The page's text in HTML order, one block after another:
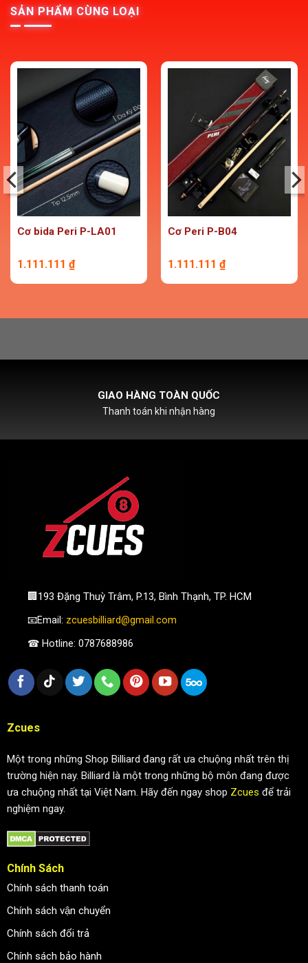
SẢN PHẨM CÙNG LOẠI
Cơ bida Peri P-LA01
1.111.111 ₫
Cơ Peri P-B04
1.111.111 ₫
HỖ TRỢ PHÍ SHIPCOD
🏢193 Đặng Thuỳ Trâm, P.13, Bình Thạnh, TP. HCM
📧Email: zcuesbilliard@gmail.com
☎ Hotline: 0787688986
Zcues
Một trong những Shop Billiard đang rất ưa chuộng nhất trên thị
trường hiện nay. Billiard là một trong những bộ môn đang được
ưa chuộng nhất tại Việt Nam. Hãy đến ngay shop Zcues để trải
nghiệm ngay.
Chính Sách
Chính sách thanh toán
Chính sách vận chuyển
Chính sách đổi trả
Chính sách bảo hành